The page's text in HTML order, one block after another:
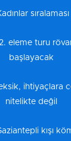
eleme turu
başlayacak
ihtiyaçlara
nitelikte değil
kışı